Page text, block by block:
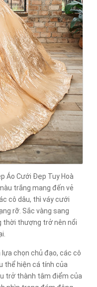
Áo Cưới Đẹp Tuy Hoà
trắng mang đến vẻ
cô dâu, thì váy cưới
rỡ. Sắc vàng sang
thời thượng trở nên nổi
chọn chủ đạo, các cô
thể hiện cá tính của
trở thành tâm điểm của